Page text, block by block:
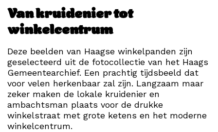
Van kruidenier tot
winkelcentrum
Deze beelden van Haagse winkelpanden zijn
geselecteerd uit de fotocollectie van het Haags
Gemeentearchief. Een prachtig tijdsbeeld dat
voor velen herkenbaar zal zijn. Langzaam maar
zeker maken de lokale kruidenier en
ambachtsman plaats voor de drukke
winkelstraat met grote ketens en het moderne
winkelcentrum.